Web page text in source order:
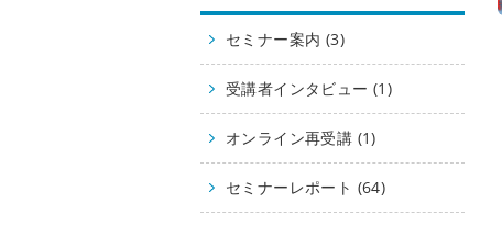
セミナー案内 (3)
受講者インタビュー (1)
オンライン再受講 (1)
セミナーレポート (64)